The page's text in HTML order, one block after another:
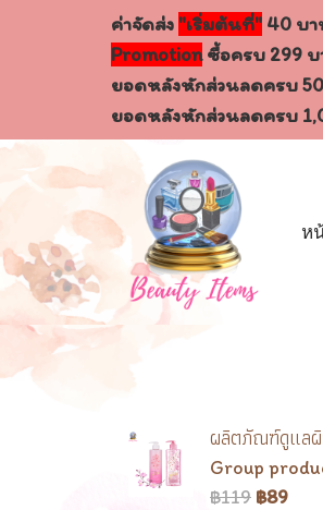
ค่าจัดส่ง "เริ่มต้นที่" 40 บ
Promotionซื้อครบ 299
ยอดหลังหักส่วนลดครบ
ยอดหลังหักส่วนลดครบ
ห
ผลิตภัณฑ์ดูแลผิ
Group
฿119 ฿89